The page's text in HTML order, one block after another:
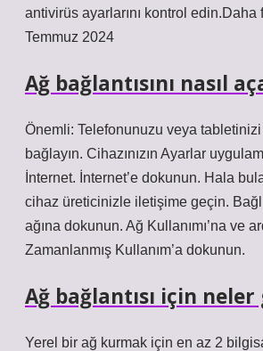
antivirüs ayarlarını kontrol
Temmuz 2024
Ağ bağlantısını nasıl
Önemli: Telefonunuzu veya tabletinizi
bağlayın. Cihazınızın Ayarlar
İnternet. İnternet’e dokunun. Hala
cihaz üreticinizle iletişime geçin.
ağına dokunun. Ağ Kullanımı’na ve
Zamanlanmış Kullanım’a dokunun.
Ağ bağlantısı için
Yerel bir ağ kurmak için en az 2